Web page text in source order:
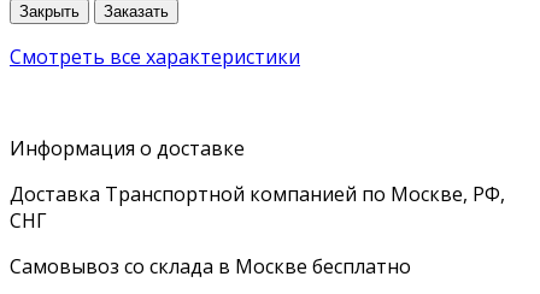
Закрыть Заказать
Смотреть все характеристики
Информация о доставке
Доставка Транспортной компанией по Москве, РФ,
СНГ
Самовывоз со склада в Москве бесплатно